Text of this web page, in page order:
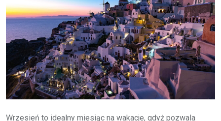
Wrzesień to idealny miesiąc na wakacje, gdyż pozwala